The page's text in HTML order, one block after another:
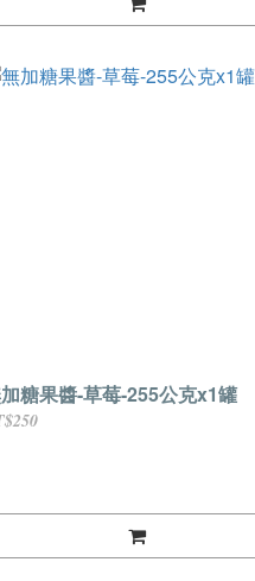
糖果醬-草莓-255公克x1罐